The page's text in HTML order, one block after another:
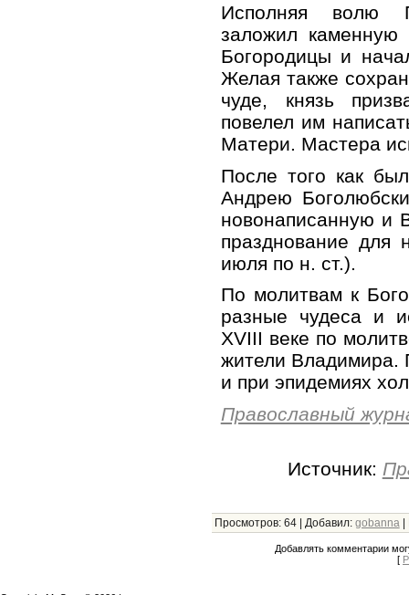
Исполняя волю
заложил каменную
Богородицы и
Желая также
чуде, князь
повелел им
Матери. Мастера
После того как
Андрею
новонаписанную и
празднование для
июля по н. ст.).
По молитвам к
разные чудеса и
XVIII веке по
жители Владимира.
и при эпидемиях
Православный
Источник:
Просмотров: 64| Добавил: gobanna |
Добавлять комментарии
[